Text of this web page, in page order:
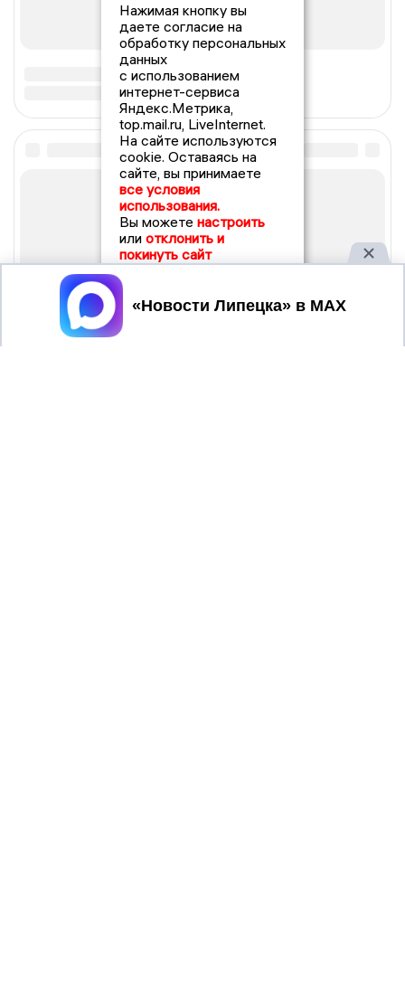
Нажимая кнопку вы
даете согласие на
обработку персональных
данных
с использованием
интернет-сервиса
Яндекс.Метрика,
top.mail.ru, LiveInternet.
На сайте используются
cookie. Оставаясь на
сайте, вы принимаете
все условия
использования.
Вы можете настроить
или отклонить и
покинуть сайт
Принять